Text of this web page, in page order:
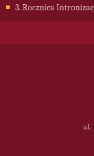
3. Rocznica
ul.